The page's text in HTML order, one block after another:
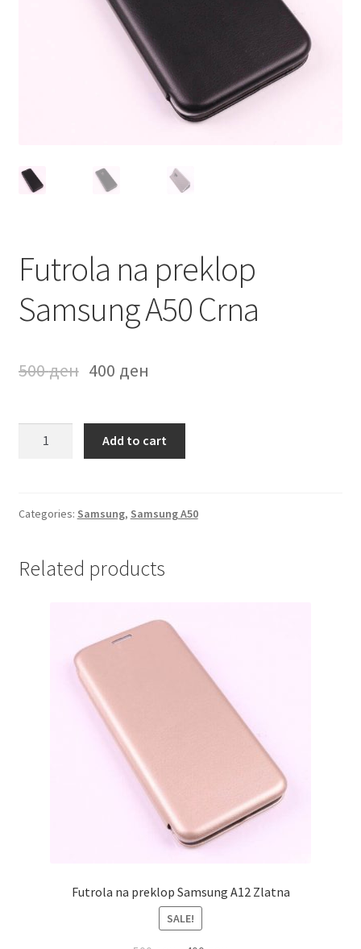
Сервис за мобилни телефони
Futrola na preklop
Samsung A50 Crna
500ден 400 ден
A50
Add to cart
Categories: Samsung, Samsung A50
Related products
Futrola na preklop Samsung A12 Zlatna
SALE!